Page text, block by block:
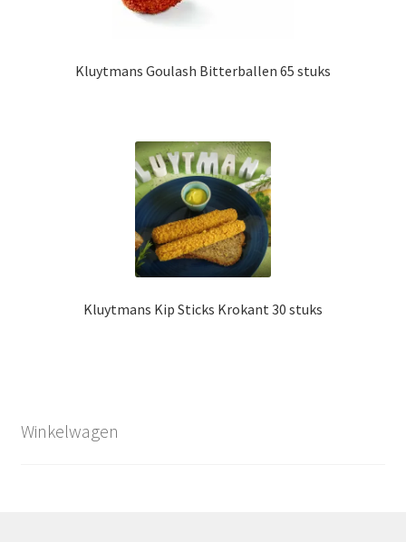
Kluytmans Goulash Bitterballen 65 stuks
Kluytmans Kip Sticks Krokant 30 stuks
Winkelwagen